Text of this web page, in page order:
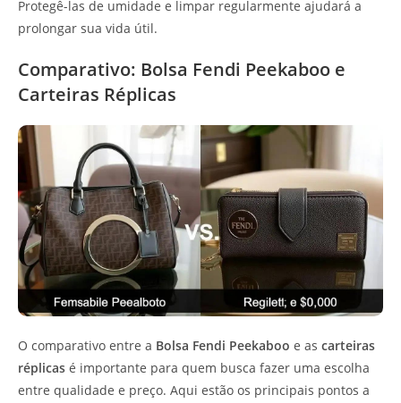
Protegê-las de umidade e limpar regularmente ajudará a
prolongar sua vida útil.
Comparativo: Bolsa Fendi Peekaboo e
Carteiras Réplicas
O comparativo entre a Bolsa Fendi Peekaboo e as carteiras
réplicas é importante para quem busca fazer uma escolha
entre qualidade e preço. Aqui estão os principais pontos a